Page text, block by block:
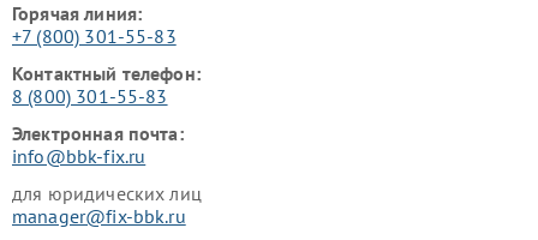
Горячая линия:
+7 (800) 301-55-83
Контактный телефон:
8 (800) 301-55-83
Электронная почта:
info@bbk-fix.ru
для юридических лиц
manager@fix-bbk.ru